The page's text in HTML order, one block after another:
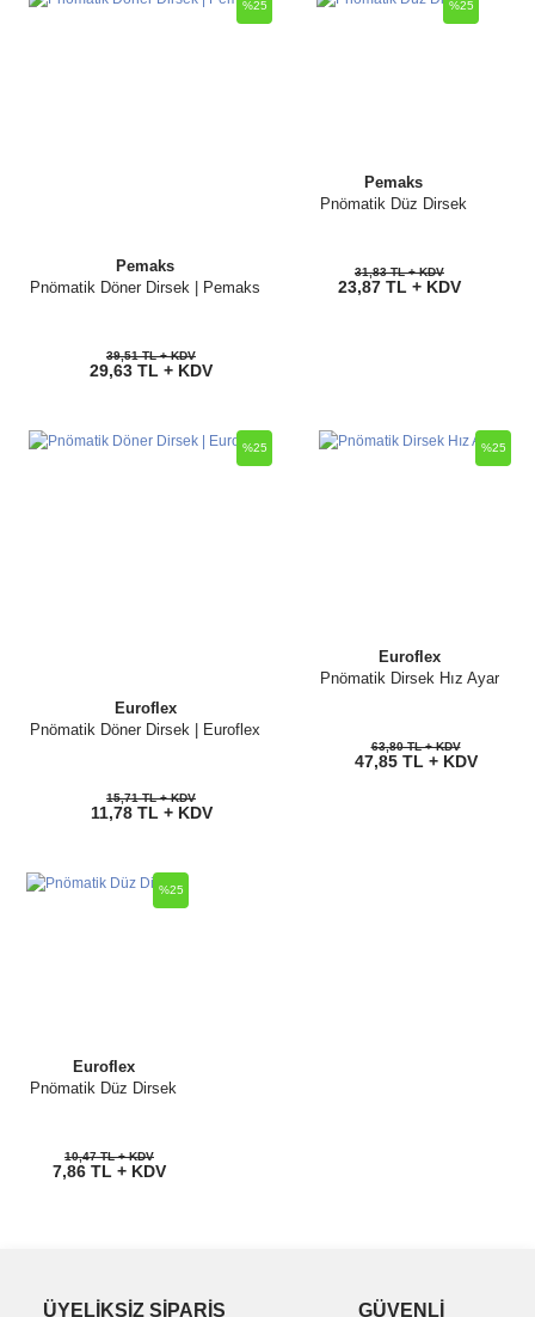
Pemaks
Pnömatik Döner Dirsek | Pemaks
%25
39,51 TL + KDV
29,63 TL + KDV
Pemaks
Pnömatik Düz Dirsek
%25
31,83 TL + KDV
23,87 TL + KDV
Euroflex
Pnömatik Döner Dirsek | Euroflex
%25
15,71 TL + KDV
11,78 TL + KDV
Euroflex
Pnömatik Dirsek Hız Ayar
%25
63,80 TL + KDV
47,85 TL + KDV
Euroflex
Pnömatik Düz Dirsek
%25
10,47 TL + KDV
7,86 TL + KDV
ÜYELİKSİZ SİPARİŞ
GÜVENLİ